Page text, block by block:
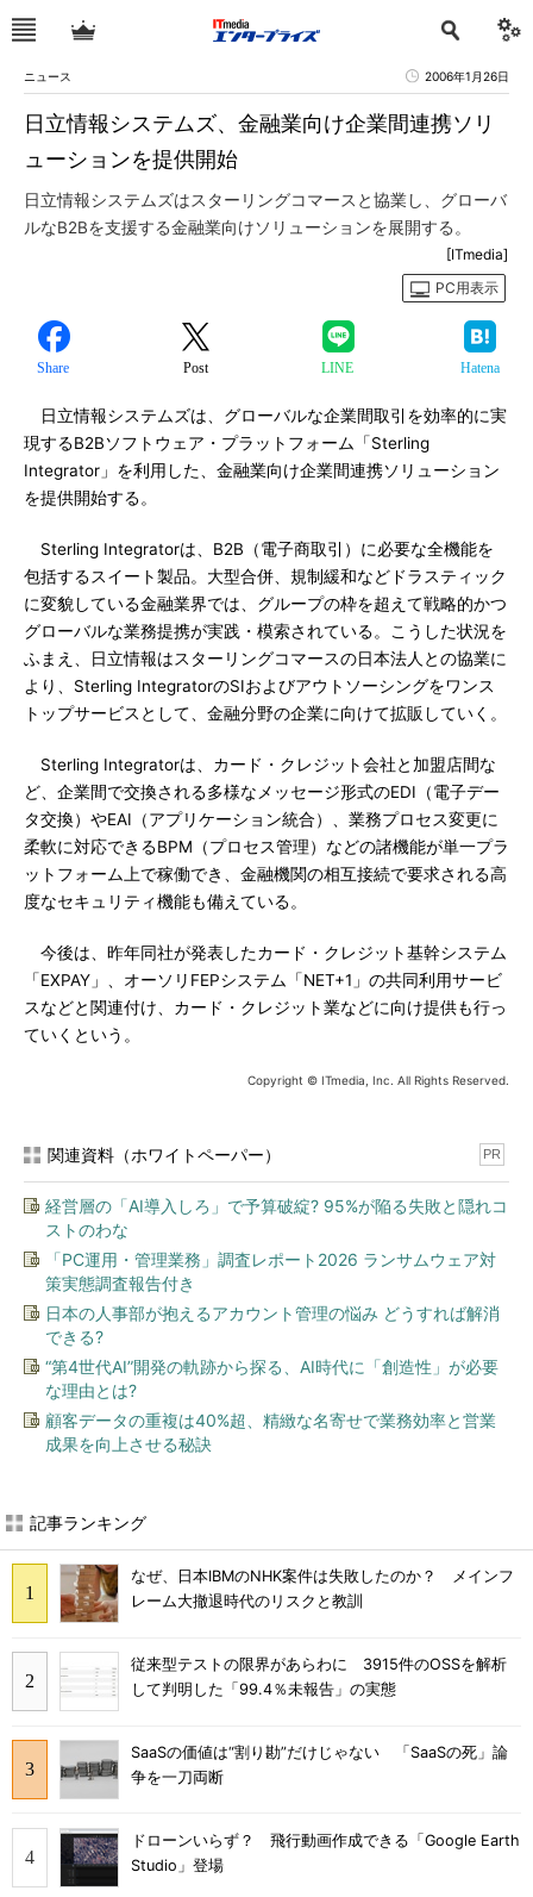
ニュース 2006年1月26日
日立情報システムズ、金融業向け企業間連携ソリ
ューションを提供開始
日立情報システムズはスターリングコマースと協業し、グローバ
ルなB2Bを支援する金融業向けソリューションを展開する。
[ITmedia]
PC用表示
Share Post LINE Hatena
日立情報システムズは、グローバルな企業間取引を効率的に実
現するB2Bソフトウェア・プラットフォーム「Sterling
Integrator」を利用した、金融業向け企業間連携ソリューション
を提供開始する。
Sterling Integratorは、B2B（電子商取引）に必要な全機能を
包括するスイート製品。大型合併、規制緩和などドラスティック
に変貌している金融業界では、グループの枠を超えて戦略的かつ
グローバルな業務提携が実践・模索されている。こうした状況を
ふまえ、日立情報はスターリングコマースの日本法人との協業に
より、Sterling IntegratorのSIおよびアウトソーシングをワンス
トップサービスとして、金融分野の企業に向けて拡販していく。
Sterling Integratorは、カード・クレジット会社と加盟店間な
ど、企業間で交換される多様なメッセージ形式のEDI（電子デー
タ交換）やEAI（アプリケーション統合）、業務プロセス変更に
柔軟に対応できるBPM（プロセス管理）などの諸機能が単一プラ
ットフォーム上で稼働でき、金融機関の相互接続で要求される高
度なセキュリティ機能も備えている。
今後は、昨年同社が発表したカード・クレジット基幹システム
「EXPAY」、オーソリFEPシステム「NET+1」の共同利用サービ
スなどと関連付け、カード・クレジット業などに向け提供も行っ
ていくという。
Copyright © ITmedia, Inc. All Rights Reserved.
関連資料（ホワイトペーパー） PR
経営層の「AI導入しろ」で予算破綻? 95%が陥る失敗と隠れコ
ストのわな
「PC運用・管理業務」調査レポート2026 ランサムウェア対
策実態調査報告付き
日本の人事部が抱えるアカウント管理の悩み どうすれば解消
できる?
“第4世代AI”開発の軌跡から探る、AI時代に「創造性」が必要
な理由とは?
顧客データの重複は40%超、精緻な名寄せで業務効率と営業
成果を向上させる秘訣
記事ランキング
なぜ、日本IBMのNHK案件は失敗したのか？ メインフ
レーム大撤退時代のリスクと教訓
従来型テストの限界があらわに 3915件のOSSを解析
して判明した「99.4％未報告」の実態
SaaSの価値は“割り勘”だけじゃない 「SaaSの死」論
争を一刀両断
ドローンいらず？ 飛行動画作成できる「Google Earth
Studio」登場